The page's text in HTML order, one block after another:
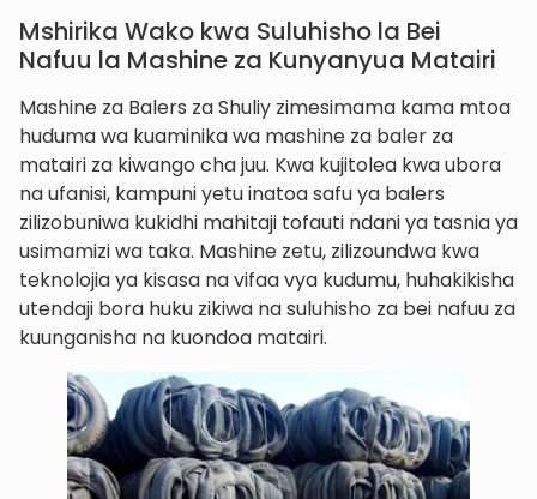
Mshirika Wako kwa Suluhisho la Bei
Nafuu la Mashine za Kunyanyua Matairi
Mashine za Balers za Shuliy zimesimama kama mtoa
huduma wa kuaminika wa mashine za baler za
matairi za kiwango cha juu. Kwa kujitolea kwa ubora
na ufanisi, kampuni yetu inatoa safu ya balers
zilizobuniwa kukidhi mahitaji tofauti ndani ya tasnia ya
usimamizi wa taka. Mashine zetu, zilizoundwa kwa
teknolojia ya kisasa na vifaa vya kudumu, huhakikisha
utendaji bora huku zikiwa na suluhisho za bei nafuu za
kuunganisha na kuondoa matairi.